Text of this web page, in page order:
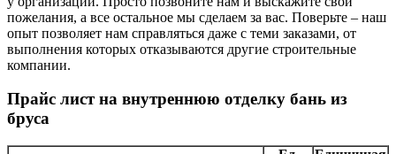
пожелания, а все остальное мы сделаем за вас. Поверьте – наш
опыт позволяет нам справляться даже с теми заказами, от
выполнения которых отказываются другие строительные
компании.
Прайс лист на внутреннюю отделку бань из
бруса